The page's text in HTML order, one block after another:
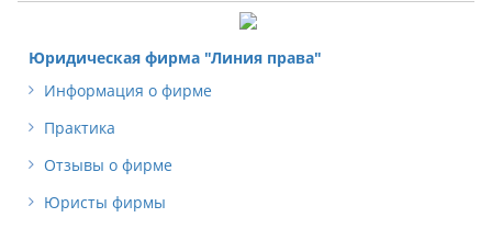
Юридическая фирма "Линия права"
Информация о фирме
Практика
Отзывы о фирме
Юристы фирмы